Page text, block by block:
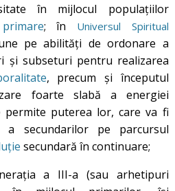
în mijlocul populațiilor
; în
Universul Spiritual
pe abilități de ordonare a
și subseturi pentru realizarea
, precum și începutul
foarte slabă a energiei
permite puterea lor, care va fi
a secundarilor pe parcursul
secundară în continuare;
a III-a (sau arhetipuri